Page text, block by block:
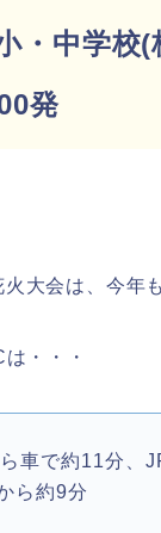
・中学校(
発
大会は、今年
・・・
車で約11分、
ら約9分